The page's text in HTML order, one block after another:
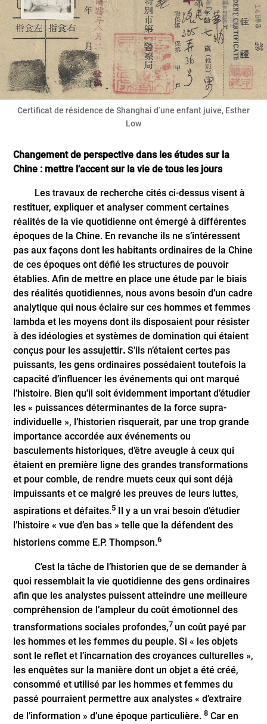
Certificat de résidence de Shanghai d’une enfant juive, Esther
Low
Changement de perspective dans les études sur la
Chine : mettre l’accent sur la vie de tous les jours
Les travaux de recherche cités ci-dessus visent à
restituer, expliquer et analyser comment certaines
réalités de la vie quotidienne ont émergé à différentes
époques de la Chine. En revanche ils ne s’intéressent
pas aux façons dont les habitants ordinaires de la Chine
de ces époques ont défié les structures de pouvoir
établies. Afin de mettre en place une étude par le biais
des réalités quotidiennes, nous avons besoin d’un cadre
analytique qui nous éclaire sur ces hommes et femmes
lambda et les moyens dont ils disposaient pour résister
à des idéologies et systèmes de domination qui étaient
conçus pour les assujettir. S’ils n’étaient certes pas
puissants, les gens ordinaires possédaient toutefois la
capacité d’influencer les événements qui ont marqué
l’histoire. Bien qu’il soit évidemment important d’étudier
les « puissances déterminantes de la force supra-
individuelle », l’historien risquerait, par une trop grande
importance accordée aux événements ou
basculements historiques, d’être aveugle à ceux qui
étaient en première ligne des grandes transformations
et pour comble, de rendre muets ceux qui sont déjà
impuissants et ce malgré les preuves de leurs luttes,
aspirations et défaites.5
Il y a un vrai besoin d’étudier
l’histoire « vue d’en bas » telle que la défendent des
historiens comme E.P. Thompson.6
C’est la tâche de l’historien que de se demander à
quoi ressemblait la vie quotidienne des gens ordinaires
afin que les analystes puissent atteindre une meilleure
compréhension de l’ampleur du coût émotionnel des
transformations sociales profondes,7 un coût payé par
les hommes et les femmes du peuple. Si « les objets
sont le reflet et l’incarnation des croyances culturelles »,
les enquêtes sur la manière dont un objet a été créé,
consommé et utilisé par les hommes et femmes du
passé pourraient permettre aux analystes « d’extraire
de l’information » d’une époque particulière.8 Car en